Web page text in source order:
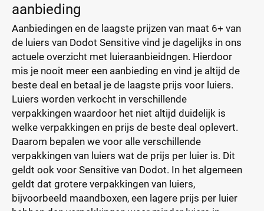
aanbieding
Aanbiedingen en de laagste prijzen van maat 6+ van
de luiers van Dodot Sensitive vind je dagelijks in ons
actuele overzicht met luieraanbieidngen. Hierdoor
mis je nooit meer een aanbieding en vind je altijd de
beste deal en betaal je de laagste prijs voor luiers.
Luiers worden verkocht in verschillende
verpakkingen waardoor het niet altijd duidelijk is
welke verpakkingen en prijs de beste deal oplevert.
Daarom bepalen we voor alle verschillende
verpakkingen van luiers wat de prijs per luier is. Dit
geldt ook voor Sensitive van Dodot. In het algemeen
geldt dat grotere verpakkingen van luiers,
bijvoorbeeld maandboxen, een lagere prijs per luier